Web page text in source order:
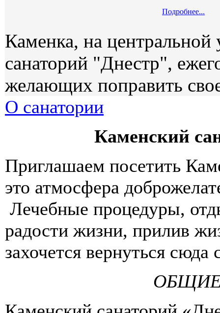
Подробнее...
Каменка, на центральной
санаторий "Днестр",
желающих поправить
О санатории
Каменский
Приглашаем посетить
это атмосфера
Лечебные процедуры,
радости жизни, прилив
захочется вернуться сюда